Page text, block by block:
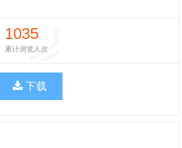
1035
累计浏览人次
下载